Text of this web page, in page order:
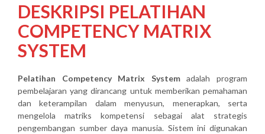
DESKRIPSI PELATIHAN
COMPETENCY MATRIX
SYSTEM
Pelatihan Competency Matrix Systemadalah program
pembelajaran yang dirancang untuk memberikan pemahaman
dan keterampilan dalam menyusun, menerapkan, serta
mengelola matriks kompetensi sebagai alat strategis
pengembangan sumber daya manusia. Sistem ini digunakan